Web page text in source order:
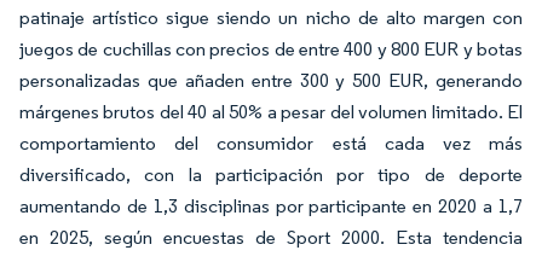
patinaje artístico sigue siendo un nicho de alto margen con
juegos de cuchillas con precios de entre 400 y 800 EUR y botas
personalizadas que añaden entre 300 y 500 EUR, generando
márgenes brutos del 40 al 50% a pesar del volumen limitado. El
comportamiento del consumidor está cada vez más
diversificado, con la participación por tipo de deporte
aumentando de 1,3 disciplinas por participante en 2020 a 1,7
en 2025, según encuestas de Sport 2000. Esta tendencia